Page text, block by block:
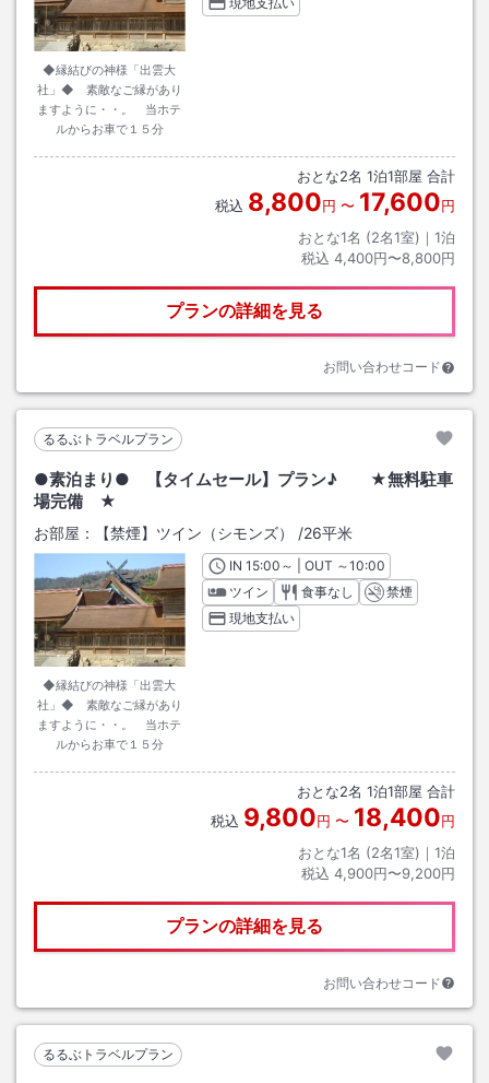
◆縁結びの神様「出雲大
社」◆ 素敵なご縁があり
ますように・・。 当ホテ
ルからお車で１５分
おとな2名 1泊1部屋 合計
税込 8,800円 〜 17,600円
おとな1名 (2名1室)｜ 1泊
税込 4,400円〜8,800円
プランの詳細を見る
お問い合わせコード
るるぶトラベルプラン
●素泊まり● 【タイムセール】プラン♪ ★無料駐車
場完備 ★
お部屋： 【禁煙】ツイン（シモンズ） /26平米
◆縁結びの神様「出雲大
社」◆ 素敵なご縁があり
ますように・・。 当ホテ
ルからお車で１５分
INチェックイン
15:00 ～ | OUT チェックアウト
～10:00
ツイン
食事なし
禁煙
現地支払い
おとな2名 1泊1部屋 合計
税込 9,800円 〜 18,400円
おとな1名 (2名1室)｜ 1泊
税込 4,900円〜9,200円
プランの詳細を見る
お問い合わせコード
るるぶトラベルプラン